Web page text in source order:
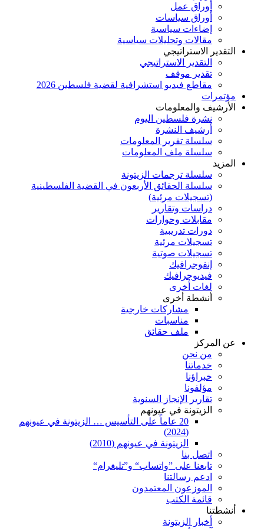
أوراق عمل
أوراق سياسات
إضاءات سياسية
مقالات وتحليلات سياسية
التقدير الاستراتيجي
التقدير الاستراتيجي
تقدير موقف
مقاطع فيديو استشرافية لقضية فلسطين 2026
مؤتمرات
الأرشيف والمعلومات
نشرة فلسطين اليوم
أرشيف النشرة
سلسلة تقرير المعلومات
سلسلة ملف المعلومات
المزيد
سلسلة ترجمات الزيتونة
سلسلة الحقائق الأربعون في القضية الفلسطينية
(تسجيلات مرئية)
دراسات وتقارير
مقابلات وحوارات
دورات تدريبية
تسجيلات مرئية
تسجيلات صوتية
إنفوجرافيك
فيديوجرافيك
لغات أخرى
أنشطة أخرى
مشاركات خارجية
مناسبات
ملف حقائق
عن المركز
من نحن
خدماتنا
خبراؤنا
مؤلفونا
تقارير الإنجاز السنوية
الزيتونة في عيونهم
20 عاماً على التأسيس … الزيتونة في عيونهم
(2024)
الزيتونة في عيونهم (2010)
اتصل بنا
تابعنا على ”واتساب“ و”تليغرام“
ادعم رسالتنا
الموزعون المعتمدون
قائمة الكتب
أنشطتنا
أخبار الزيتونة